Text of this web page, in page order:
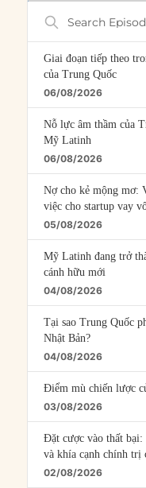
Search
Episodes
Giai đoạn tiếp theo
của Trung Quốc
06/08/2026
Nỗ lực âm thầm của
Mỹ Latinh
06/08/2026
Nợ cho kẻ mộng mơ:
việc cho startup vay
05/08/2026
Mỹ Latinh đang trở
cánh hữu mới
04/08/2026
Tại sao Trung Quốc
Nhật Bản?
04/08/2026
Điểm mù chiến lược
03/08/2026
Đặt cược vào thất bại:
và khía cạnh chính trị
02/08/2026